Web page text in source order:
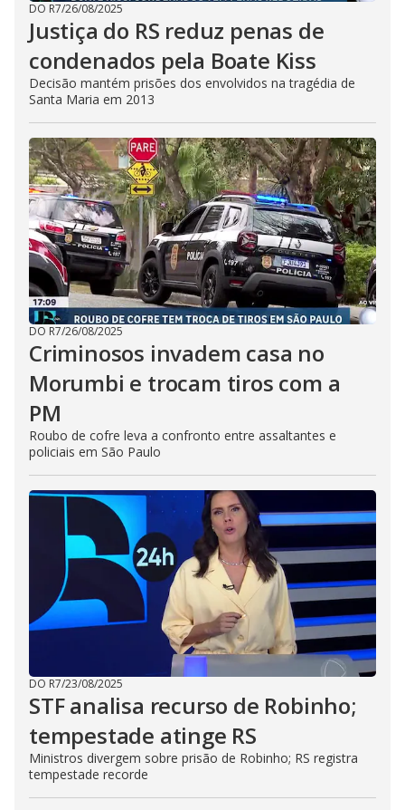
DO R7/26/08/2025
Justiça do RS reduz penas de
condenados pela Boate Kiss
Decisão mantém prisões dos envolvidos na tragédia de
Santa Maria em 2013
DO R7/26/08/2025
Criminosos invadem casa no
Morumbi e trocam tiros com a
PM
Roubo de cofre leva a confronto entre assaltantes e
policiais em São Paulo
DO R7/23/08/2025
STF analisa recurso de Robinho;
tempestade atinge RS
Ministros divergem sobre prisão de Robinho; RS registra
tempestade recorde